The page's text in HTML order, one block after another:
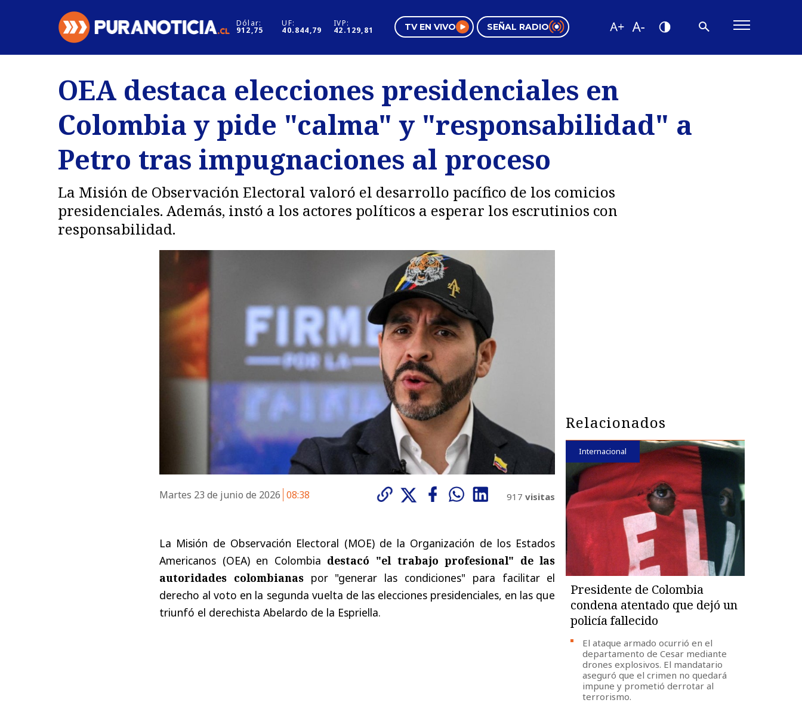
Dólar:
912,75
UF:
40.844,79
IVP:
42.129,81 TV EN VIVO SEÑAL RADIO
Regiones
Deportes
Internacional
Motores
Negocios
Pura Mujer
Tendencias
Videos
OEA destaca elecciones presidenciales en
Colombia y pide "calma" y "responsabilidad" a
Petro tras impugnaciones al proceso
La Misión de Observación Electoral valoró el desarrollo pacífico de los comicios
presidenciales. Además, instó a los actores políticos a esperar los escrutinios con
responsabilidad.
Martes 23 de junio de 2026 08:38 917 visitas
La Misión de Observación Electoral (MOE) de la Organización de los Estados
Americanos (OEA) en Colombia destacó "el trabajo profesional" de las
autoridades colombianaspor "generar las condiciones" para facilitar el
derecho al voto en la segunda vuelta de las elecciones presidenciales, en las que
triunfó el derechista Abelardo de la Espriella.
Relacionados
Internacional
Presidente de Colombia
condena atentado que dejó un
policía fallecido
El ataque armado ocurrió en el
departamento de Cesar mediante
drones explosivos. El mandatario
aseguró que el crimen no quedará
impune y prometió derrotar al
terrorismo.